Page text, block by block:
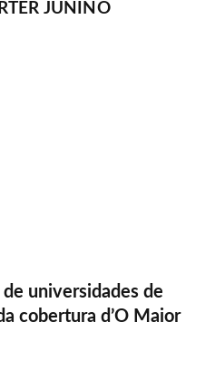
JUNINO
universidades de
cobertura d’O Maior